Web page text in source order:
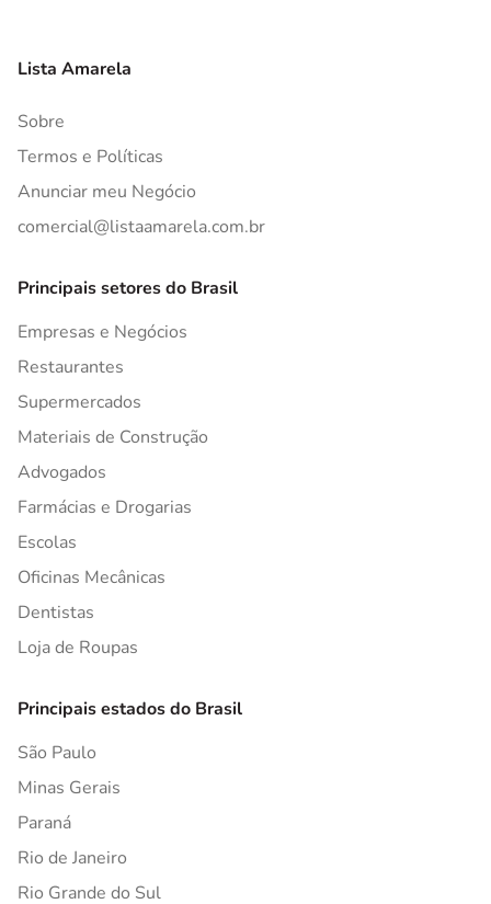
Lista Amarela
Sobre
Termos e Políticas
Anunciar meu Negócio
comercial@listaamarela.com.br
Principais setores do Brasil
Empresas e Negócios
Restaurantes
Supermercados
Materiais de Construção
Advogados
Farmácias e Drogarias
Escolas
Oficinas Mecânicas
Dentistas
Loja de Roupas
Principais estados do Brasil
São Paulo
Minas Gerais
Paraná
Rio de Janeiro
Rio Grande do Sul